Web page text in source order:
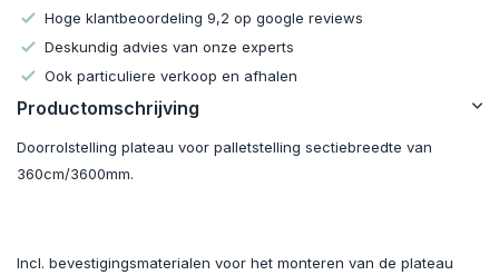
Hoge klantbeoordeling 9,2 op google reviews
Deskundig advies van onze experts
Ook particuliere verkoop en afhalen
Productomschrijving
Doorrolstelling plateau voor palletstelling sectiebreedte van
360cm/3600mm.
Incl. bevestigingsmaterialen voor het monteren van de plateau